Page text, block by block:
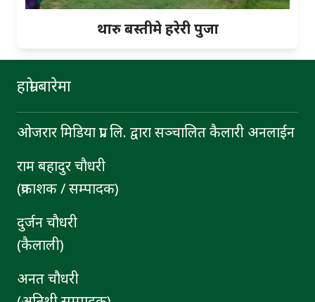
थारु बस्तीमे हरेरी पुजा
हाम्रो बारेमा
ओजरार मिडिया प्रा. लि. द्वारा सञ्चालित कैलारी अनलाईन
राम बहादुर चाैधरी
(प्रकाशक / सम्पादक)
दुर्जन चाैधरी
(कैलाली)
अनत चौधरी